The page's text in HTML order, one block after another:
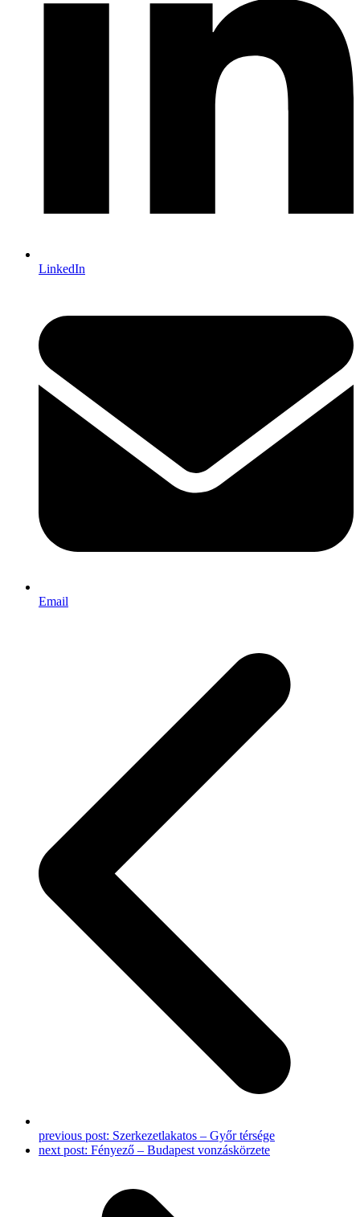
LinkedIn
Email
previous post: Szerkezetlakatos – Győr térsége
next post: Fényező – Budapest vonzáskörzete